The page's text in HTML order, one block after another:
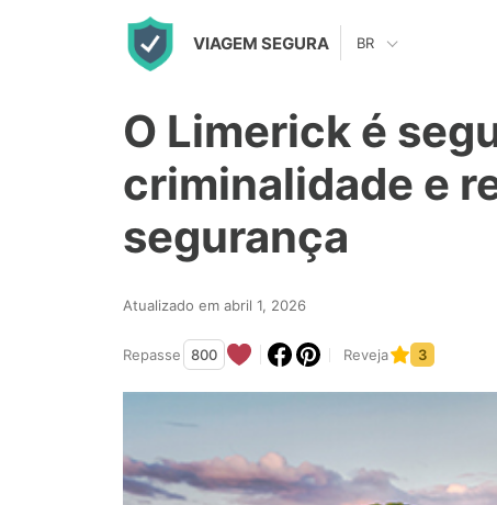
VIAGEM SEGURA BR
O Limerick é
criminalidade e
segurança
Atualizado em abril 1, 2026
Repasse 800 Reveja 3